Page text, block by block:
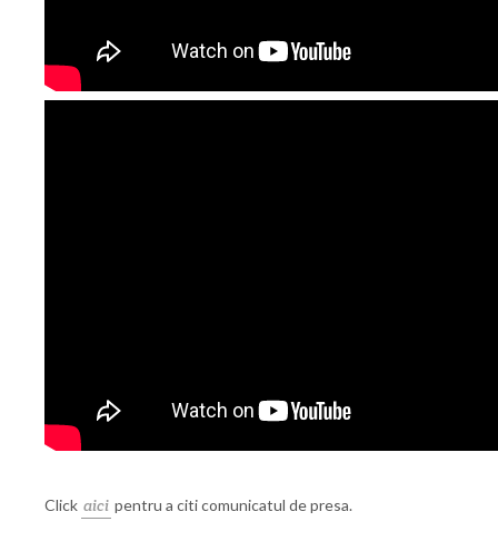
Click aici pentru a citi comunicatul de presa.